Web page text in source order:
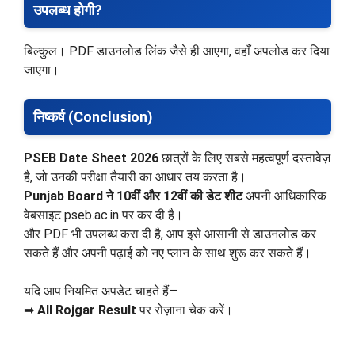
उपलब्ध होगी?
बिल्कुल। PDF डाउनलोड लिंक जैसे ही आएगा, वहाँ अपलोड कर दिया
जाएगा।
निष्कर्ष (Conclusion)
PSEB Date Sheet 2026छात्रों के लिए सबसे महत्वपूर्ण दस्तावेज़
है, जो उनकी परीक्षा तैयारी का आधार तय करता है।
Punjab Board ने 10वीं और 12वीं की डेट शीटअपनी आधिकारिक
वेबसाइट pseb.ac.in पर कर दी है।
और PDF भी उपलब्ध करा दी है, आप इसे आसानी से डाउनलोड कर
सकते हैं और अपनी पढ़ाई को नए प्लान के साथ शुरू कर सकते हैं।
यदि आप नियमित अपडेट चाहते हैं—
➡ All Rojgar Result पर रोज़ाना चेक करें।